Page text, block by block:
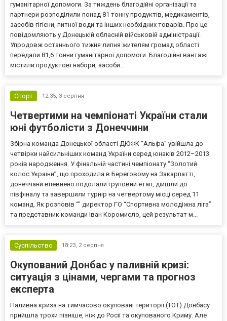
гуманітарної допомоги. За тиждень благодійні організації та
партнери розподілили понад 81 тонну продуктів, медикаментів,
засобів гігієни, питної води та інших необхідних товарів. Про це
повідомляють у Донецькій обласній військовій адміністрації.
Упродовж останнього тижня липня жителям громад області
передали 81,6 тонни гуманітарної допомоги. Благодійні вантажі
містили продуктові набори, засоби...
Спорт 12:35, 3 серпня
Четвертими на чемпіонаті України стали
юні футболісти з Донеччини
Збірна команда Донецької області ДЮФК “Альфа” увійшла до
четвірки найсильніших команд України серед юнаків 2012–2013
років народження. У фінальній частині чемпіонату “Золотий
колос України”, що проходила в Береговому на Закарпатті,
донеччани впевнено подолали груповий етап, дійшли до
півфіналу та завершили турнір на четвертому місці серед 11
команд. Як розповів “” директор ГО “Спортивна молодіжна ліга”
та представник команди Іван Коромисло, цей результат м...
Суспільство 18:23, 2 серпня
Окупований Донбас у паливній кризі:
ситуація з цінами, чергами та прогноз
експерта
Паливна криза на тимчасово окуповані території (ТОТ) Донбасу
прийшла трохи пізніше, ніж до Росії та окупованого Криму. Але